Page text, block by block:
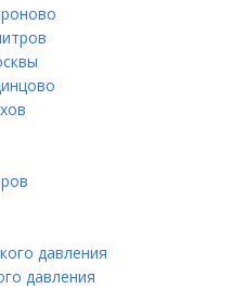
давления
давления